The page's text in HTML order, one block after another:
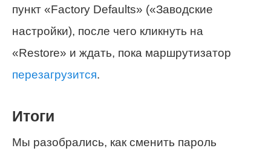
пункт «Factory Defaults» («Заводские
настройки), после чего кликнуть на
«Restore» и ждать, пока маршрутизатор
перезагрузится.
Итоги
Мы разобрались, как сменить пароль